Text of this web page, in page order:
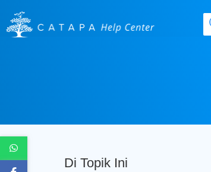
Di Topik Ini